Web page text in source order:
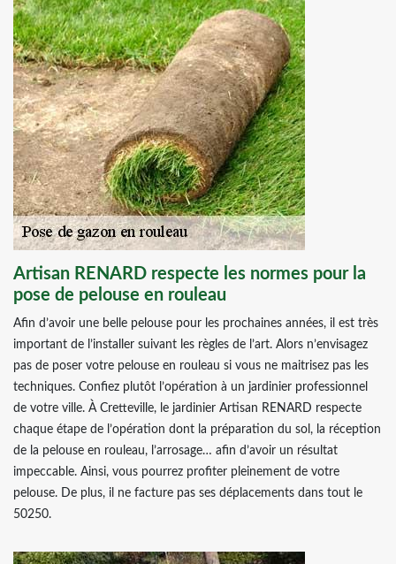
Artisan RENARD respecte les normes pour la
pose de pelouse en rouleau
Afin d’avoir une belle pelouse pour les prochaines années, il est très
important de l’installer suivant les règles de l’art. Alors n’envisagez
pas de poser votre pelouse en rouleau si vous ne maitrisez pas les
techniques. Confiez plutôt l’opération à un jardinier professionnel
de votre ville. À Cretteville, le jardinier Artisan RENARD respecte
chaque étape de l’opération dont la préparation du sol, la réception
de la pelouse en rouleau, l’arrosage… afin d’avoir un résultat
impeccable. Ainsi, vous pourrez profiter pleinement de votre
pelouse. De plus, il ne facture pas ses déplacements dans tout le
50250.